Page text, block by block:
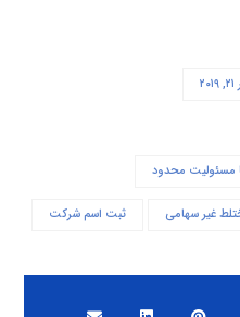
مسئولیت محدود
غیر سهامی ثبت اسم شرکت